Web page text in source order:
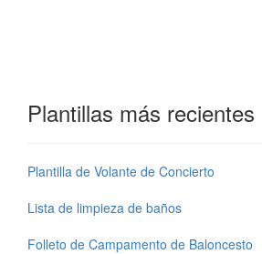
Plantillas más recientes
Plantilla de Volante de Concierto
Lista de limpieza de baños
Folleto de Campamento de Baloncesto